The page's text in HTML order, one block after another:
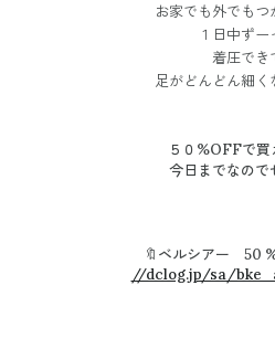
お家でも外でもつ
１日中ずー
着圧でき
足がどんどん細く
５０%OFFで買
今日までなので
🔖ベルシアー 50
//dclog.jp/sa/